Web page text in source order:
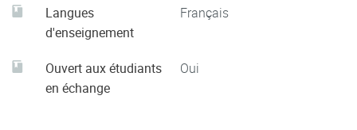
Langues
d'enseignement
Français
Ouvert aux étudiants
en échange
Oui